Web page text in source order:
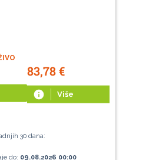
83,78€
info Više
30 dana:
do: 09.08.2026 00:00